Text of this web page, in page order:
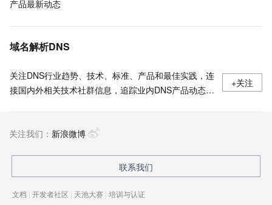
产品最新动态
域名解析DNS
关注DNS行业趋势、技术、标准、产品和最佳实践，连
接国内外相关技术社群信息，追踪业内DNS产品动态，
+关注
关注我们： 新浪微博
联系我们
文档 | 开发者社区 | 天池大赛 | 培训与认证